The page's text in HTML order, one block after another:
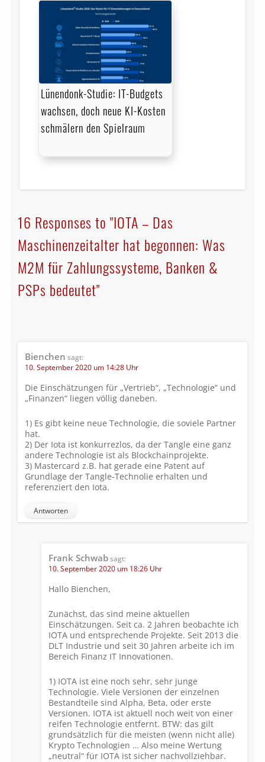
Lünendonk-Studie: IT-Budgets
wachsen, doch neue KI-Kosten
schmälern den Spielraum
16 Responses to "IOTA – Das
Maschinenzeitalter hat begonnen: Was
M2M für Zahlungssysteme, Banken &
PSPs bedeutet"
Bienchen sagt:
10. September 2020 um 14:28 Uhr
Die Einschätzungen für „Vertrieb“, „Technologie“ und
„Finanzen“ liegen völlig daneben.
1) Es gibt keine neue Technologie, die soviele Partner
hat.
2) Der Iota ist konkurrezlos, da der Tangle eine ganz
andere Technologie ist als Blockchainprojekte.
3) Mastercard z.B. hat gerade eine Patent auf
Grundlage der Tangle-Technolie erhalten und
referenziert den Iota.
Antworten
Frank Schwabsagt:
10. September 2020 um 18:26 Uhr
Hallo Bienchen,
Zunächst, das sind meine aktuellen
Einschätzungen. Seit ca. 2 Jahren beobachte ich
IOTA und entsprechende Projekte. Seit 2013 die
DLT Industrie und seit 30 Jahren arbeite ich im
Bereich Finanz IT Innovationen.
1) IOTA ist eine noch sehr, sehr junge
Technologie. Viele Versionen der einzelnen
Bestandteile sind Alpha, Beta, oder erste
Versionen. IOTA ist aktuell noch weit von einer
reifen Technologie entfernt. BTW: das gilt
grundsätzlich für die meisten (wenn nicht alle)
Krypto Technologien … Also meine Wertung
„neutral“ für IOTA ist sicher nachvollziehbar.